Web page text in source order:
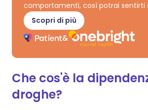
comportamenti, così potrai sentirti
Scopri di più
Che cos'è la
droghe?